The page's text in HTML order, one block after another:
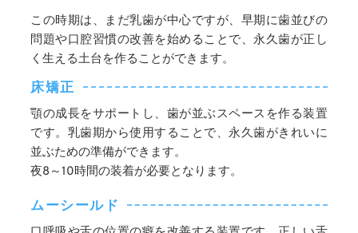
この時期は、まだ乳歯が中心ですが、早期に歯並びの
問題や口腔習慣の改善を始めることで、永久歯が正し
く生える土台を作ることができます。
床矯正
顎の成長をサポートし、歯が並ぶスペースを作る装置
です。乳歯期から使用することで、永久歯がきれいに
並ぶための準備ができます。
夜8～10時間の装着が必要となります。
ムーシールド